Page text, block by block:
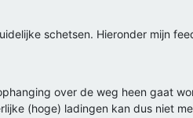
schetsen. Hieronder mijn
over de weg heen gaat
(hoge) ladingen kan dus niet